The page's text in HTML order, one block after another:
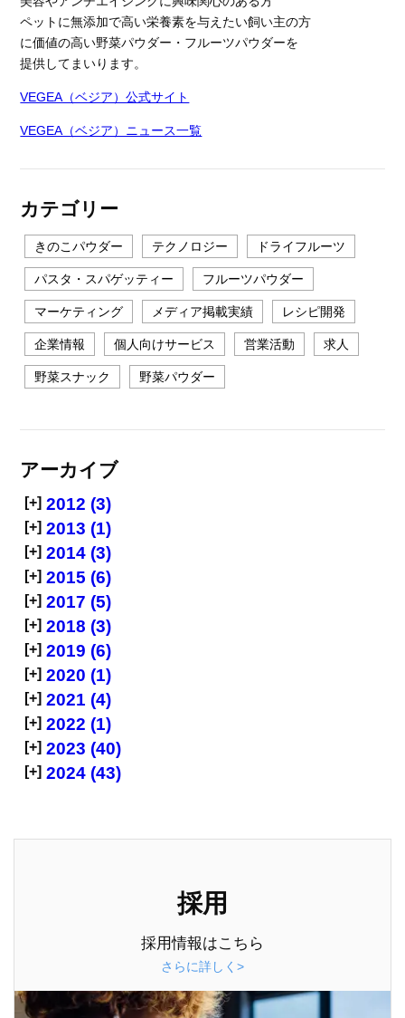
ペットに無添加で高い栄養素を与えたい飼い主の方
に価値の高い野菜パウダー・フルーツパウダーを
提供してまいります。
VEGEA（ベジア）公式サイト
VEGEA（ベジア）ニュース一覧
カテゴリー
きのこパウダー テクノロジー ドライフルーツ
パスタ・スパゲッティー フルーツパウダー
マーケティング メディア掲載実績 レシピ開発
企業情報 個人向けサービス 営業活動 求人
野菜スナック 野菜パウダー
アーカイブ
[+] 2012 (3)
[+] 2013 (1)
[+] 2014 (3)
[+] 2015 (6)
[+] 2017 (5)
[+] 2018 (3)
[+] 2019 (6)
[+] 2020 (1)
[+] 2021 (4)
[+] 2022 (1)
[+] 2023 (40)
[+] 2024 (43)
採用
採用情報はこちら
さらに詳しく>